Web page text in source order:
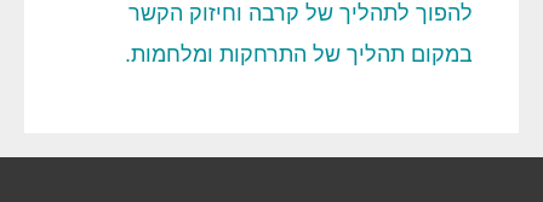
להפוך לתהליך של קרבה וחיזוק הקשר
במקום תהליך של התרחקות ומלחמות.